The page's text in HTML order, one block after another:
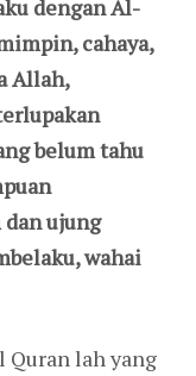
dengan Al-
cahaya,
Allah,
belum tahu
dan ujung
wahai
Quran lah yang